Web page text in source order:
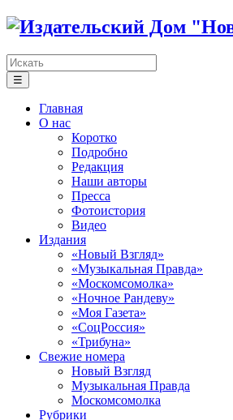
☰
Главная
О нас
Коротко
Подробно
Редакция
Наши авторы
Пресса
Фотоистория
Видео
Издания
«Новый Взгляд»
«Музыкальная Правда»
«Москомсомолка»
«Ночное Рандеву»
«Моя Газета»
«СоцРоссия»
«Трибуна»
Свежие номера
Новый Взгляд
Музыкальная Правда
Москомсомолка
Рубрики